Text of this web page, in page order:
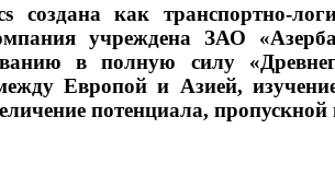
создана как транспортно-
учреждена ЗАО
в полную силу
Европой и Азией,
потенциала,